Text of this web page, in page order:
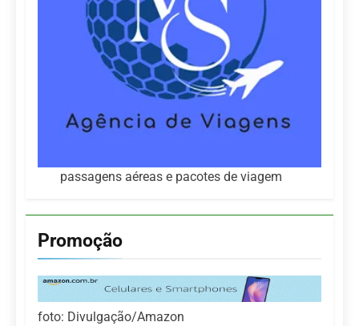
passagens aéreas e pacotes de viagem
Promoção
foto: Divulgação/Amazon